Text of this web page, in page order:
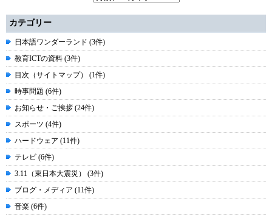
カテゴリー
日本語ワンダーランド (3件)
教育ICTの資料 (3件)
目次（サイトマップ） (1件)
時事問題 (6件)
お知らせ・ご挨拶 (24件)
スポーツ (4件)
ハードウェア (11件)
テレビ (6件)
3.11（東日本大震災） (3件)
ブログ・メディア (11件)
音楽 (6件)